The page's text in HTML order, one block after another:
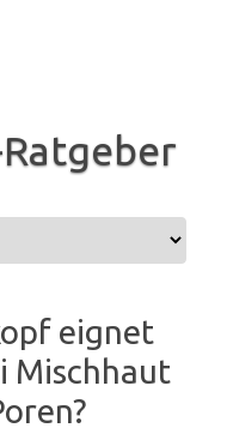
eignet
Mischhaut